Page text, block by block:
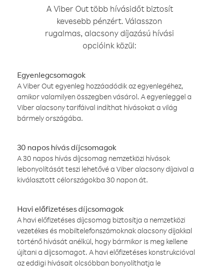
A Viber Out több hívásidőt biztosít
kevesebb pénzért. Válasszon
rugalmas, alacsony díjazású hívási
opcióink közül:
Egyenlegcsomagok
A Viber Out egyenleg hozzáadódik az egyenlegéhez,
amikor valamilyen összegben vásárol. A egyenleggel a
Viber alacsony tarifáival indíthat hívásokat a világ
bármely országába.
30 napos hívás díjcsomagok
A 30 napos hívás díjcsomag nemzetközi hívások
lebonyolítását teszi lehetővé a Viber alacsony díjaival a
kiválasztott célországokba 30 napon át.
Havi előfizetéses díjcsomagok
A havi előfizetéses díjcsomag biztosítja a nemzetközi
vezetékes és mobiltelefonszámoknak alacsony díjakkal
történő hívását anélkül, hogy bármikor is meg kellene
újítani a díjcsomagot. A havi előfizetéses konstrukcióval
az eddigi hívásait olcsóbban bonyolíthatja le